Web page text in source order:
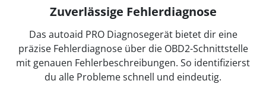
Zuverlässige Fehlerdiagnose
Das autoaid PRO Diagnosegerät bietet dir eine
präzise Fehlerdiagnose über die OBD2-Schnittstelle
mit genauen Fehlerbeschreibungen. So identifizierst
du alle Probleme schnell und eindeutig.